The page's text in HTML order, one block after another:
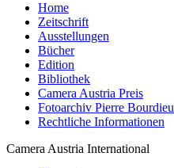
Home
Zeitschrift
Ausstellungen
Bücher
Edition
Bibliothek
Camera Austria Preis
Fotoarchiv Pierre Bourdieu
Rechtliche Informationen
Camera Austria International